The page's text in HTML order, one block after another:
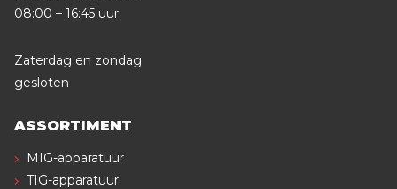
08:00 – 16:45 uur
Zaterdag en zondag
gesloten
ASSORTIMENT
MIG-apparatuur
TIG-apparatuur